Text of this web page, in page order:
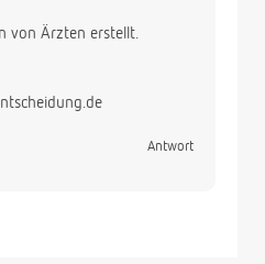
von Ärzten erstellt.
Antwort